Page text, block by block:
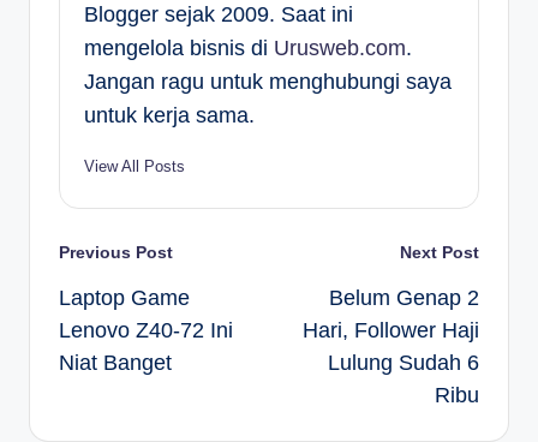
Blogger sejak 2009. Saat ini
mengelola bisnis di Urusweb.com.
Jangan ragu untuk menghubungi saya
untuk kerja sama.
View All Posts
Post
navigation
Previous Post
Laptop Game
Lenovo Z40-72 Ini
Niat Banget
Next Post
Belum Genap 2
Hari, Follower Haji
Lulung Sudah 6
Ribu